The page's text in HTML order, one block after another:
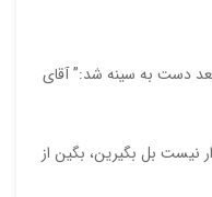
دست به سینه شد:” آقای
نیست بل بگیرین، بگین از